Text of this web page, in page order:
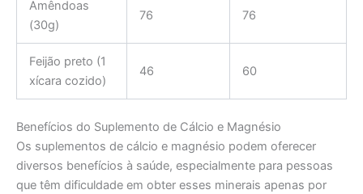
Amêndoas
(30g)
76 76
Feijão preto (1
xícara cozido)
46 60
Benefícios do Suplemento de Cálcio e Magnésio
Os suplementos de cálcio e magnésio podem oferecer
diversos benefícios à saúde, especialmente para pessoas
que têm dificuldade em obter esses minerais apenas por